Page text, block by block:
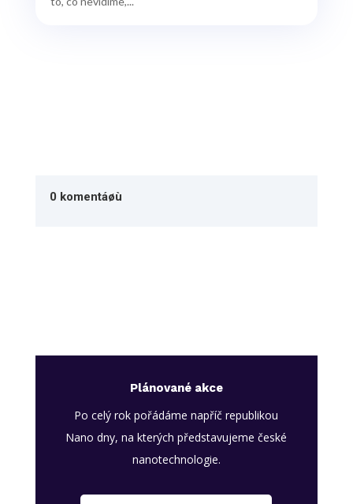
0 komentáøù
Plánované akce
Po celý rok pořádáme napříč republikou
Nano dny, na kterých představujeme české
nanotechnologie.